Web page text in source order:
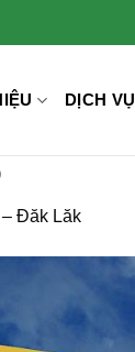
DỊCH VỤ
– Đăk Lăk